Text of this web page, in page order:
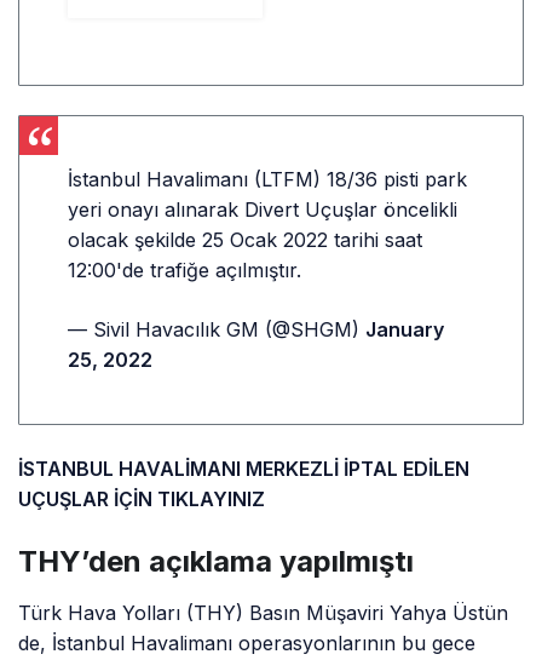
İstanbul Havalimanı (LTFM) 18/36 pisti park
yeri onayı alınarak Divert Uçuşlar öncelikli
olacak şekilde 25 Ocak 2022 tarihi saat
12:00'de trafiğe açılmıştır.
— Sivil Havacılık GM (@SHGM) January
25, 2022
İSTANBUL HAVALİMANI MERKEZLİ İPTAL EDİLEN
UÇUŞLAR İÇİN TIKLAYINIZ
THY’den açıklama yapılmıştı
Türk Hava Yolları (THY) Basın Müşaviri Yahya Üstün
de, İstanbul Havalimanı operasyonlarının bu gece